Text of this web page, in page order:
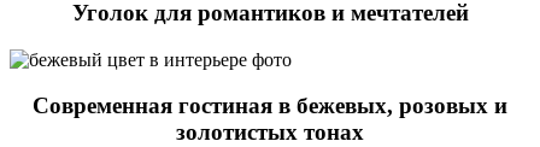
Уголок для романтиков и мечтателей
Современная гостиная в бежевых, розовых и
золотистых тонах